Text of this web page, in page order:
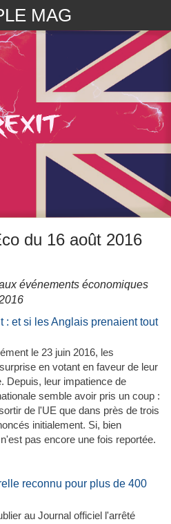
MAG
du 16 août 2016
événements économiques
: et si les Anglais prenaient tout
le 23 juin 2016, les
en votant en faveur de leur
Depuis, leur impatience de
semble avoir pris un coup :
de l'UE que dans près de trois
initialement. Si, bien
pas encore une fois reportée.
reconnu pour plus de 400
au Journal officiel l'arrêté